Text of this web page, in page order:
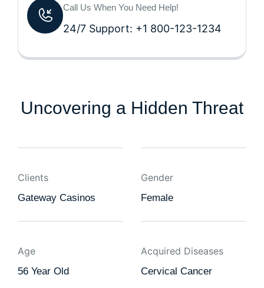
Call Us When You Need Help!
24/7 Support: +1 800-123-1234
Uncovering a Hidden Threat
Clients
Gateway Casinos
Gender
Female
Age
56 Year Old
Acquired Diseases
Cervical Cancer